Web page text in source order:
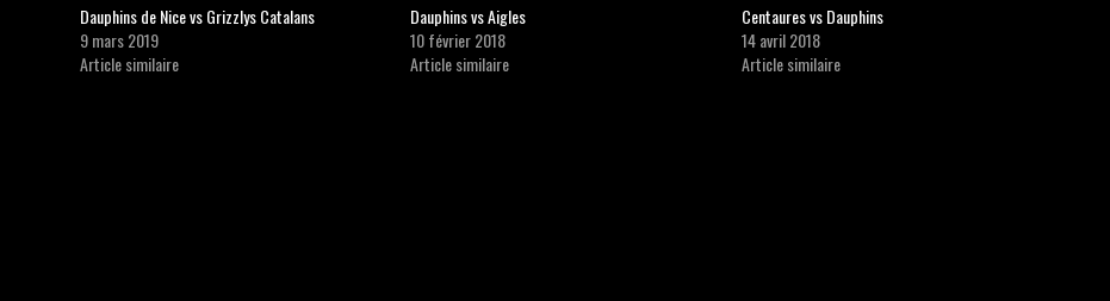
Dauphins de Nice vs Grizzlys Catalans
9 mars 2019
Article similaire
Dauphins vs Aigles
10 février 2018
Article similaire
Centaures vs Dauphins
14 avril 2018
Article similaire